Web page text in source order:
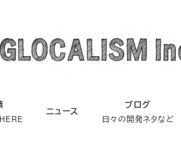
ニュース
ブログ
日々の開発ネタなど